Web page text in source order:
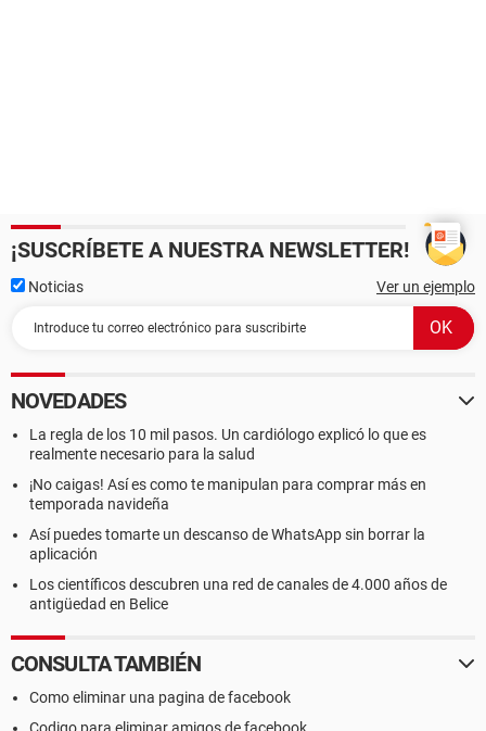
¡SUSCRÍBETE A NUESTRA NEWSLETTER!
Noticias Ver un ejemplo
NOVEDADES
La regla de los 10 mil pasos. Un cardiólogo explicó lo que es
realmente necesario para la salud
¡No caigas! Así es como te manipulan para comprar más en
temporada navideña
Así puedes tomarte un descanso de WhatsApp sin borrar la
aplicación
Los científicos descubren una red de canales de 4.000 años de
antigüedad en Belice
CONSULTA TAMBIÉN
Como eliminar una pagina de facebook